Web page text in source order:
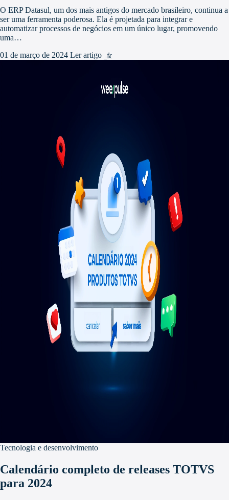
O ERP Datasul, um dos mais antigos do mercado brasileiro, continua a
ser uma ferramenta poderosa. Ela é projetada para integrar e
automatizar processos de negócios em um único lugar, promovendo
uma…
01 de março de 2024 Ler artigo
arrow_forward
Tecnologia e desenvolvimento
Calendário completo de releases TOTVS
para 2024